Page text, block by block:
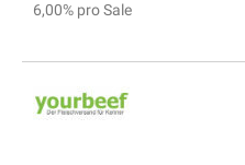
6,00% pro Sale